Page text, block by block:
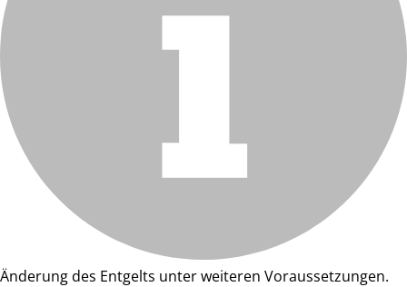
Änderung des Entgelts unter weiteren Voraussetzungen.